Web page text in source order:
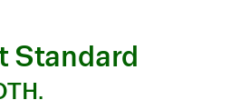
Standard